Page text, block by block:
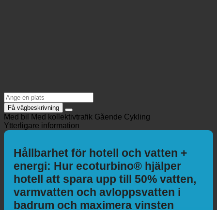
Få vägbeskrivning
Ytterligare information
Hållbarhet för hotell och vatten +
energi: Hur ecoturbino® hjälper
hotell att spara upp till 50% vatten,